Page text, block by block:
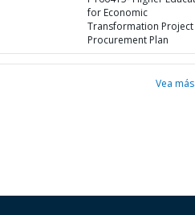
for Economic
Transformation Project
Procurement Plan
Vea más